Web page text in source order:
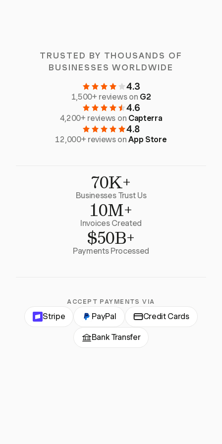
TRUSTED BY THOUSANDS OF
BUSINESSES WORLDWIDE
4.3
1,500+ reviews on G2
4.6
4,200+ reviews on Capterra
4.8
12,000+ reviews onApp Store
70K+
Businesses Trust Us
10M+
Invoices Created
$50B+
Payments Processed
ACCEPT PAYMENTS VIA
Stripe PayPal Credit Cards
Bank Transfer